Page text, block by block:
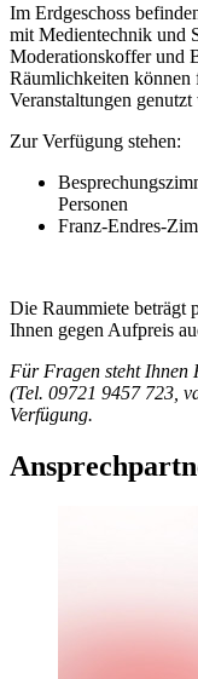
Im Erdgeschoss
mit Medientechnik und
Moderationskoffer und
Räumlichkeiten können
Veranstaltungen genutzt
Zur Verfügung stehen:
Personen
Franz-Endres-
Die Raummiete beträgt
Ihnen gegen Aufpreis
Für Fragen steht Ihnen
(Tel. 09721 9457 723,
Verfügung.